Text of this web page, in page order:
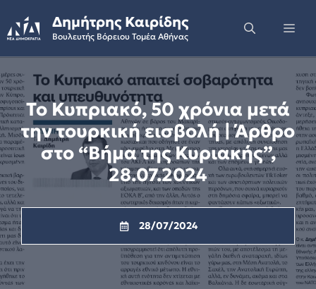
to
content
Δημήτρης Καιρίδης
Βουλευτής Βόρειου Τομέα Αθήνας
Το Κυπριακό, 50 χρόνια μετά
την τουρκική εισβολή | Άρθρο
στο “Βήμα της Κυριακής”,
28.07.2024
28/07/2024